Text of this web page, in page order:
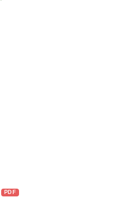
PDF